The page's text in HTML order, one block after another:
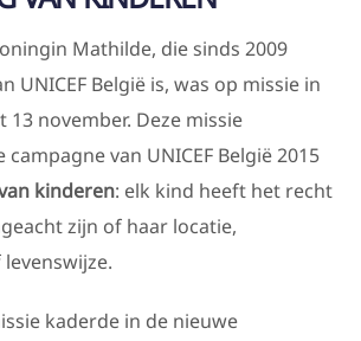
Mathilde, die sinds 2009
UNICEF België is, was op missie in
13 november. Deze missie
van UNICEF België 2015
kinderen: elk kind heeft het recht
zijn of haar locatie,
kaderde in de nieuwe